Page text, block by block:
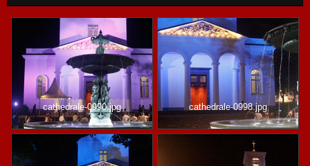
cathedrale-0990.jpg cathedrale-0998.jpg